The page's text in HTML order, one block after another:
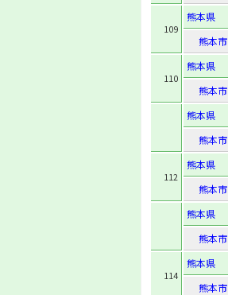
109
熊本県
熊本市
110
熊本県
熊本市
熊本県
熊本市
112
熊本県
熊本市
熊本県
熊本市
114
熊本県
熊本市